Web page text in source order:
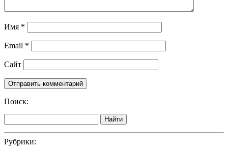
Имя *
Email *
Сайт
Поиск:
Найти
Рубрики: